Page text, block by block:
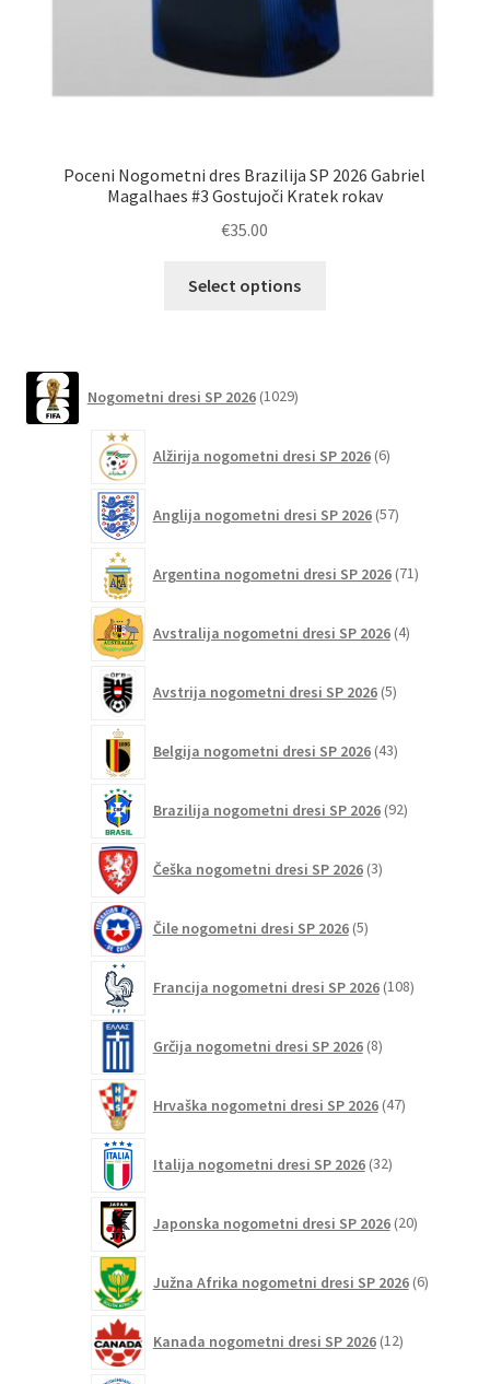
Poceni Nogometni dres Brazilija SP 2026 Gabriel
Magalhaes #3 Gostujoči Kratek rokav
€35.00
Select options
izberete
strani
Nogometni dresi SP 2026 1029izdelkov
Alžirija nogometni dresi SP 2026 6izdelkov
Anglija nogometni dresi SP 2026 57izdelkov
Argentina nogometni dresi SP 2026 71izdelkov
Avstralija nogometni dresi SP 2026 4izdelki
Avstrija nogometni dresi SP 2026 5izdelkov
Belgija nogometni dresi SP 2026 43izdelkov
Brazilija nogometni dresi SP 2026 92izdelkov
Češka nogometni dresi SP 2026 3izdelki
Čile nogometni dresi SP 2026 5izdelkov
Francija nogometni dresi SP 2026 108izdelkov
Grčija nogometni dresi SP 2026 8izdelkov
Hrvaška nogometni dresi SP 2026 47izdelkov
Italija nogometni dresi SP 2026 32izdelkov
Japonska nogometni dresi SP 2026 20izdelkov
Južna Afrika nogometni dresi SP 2026 6izdelkov
Kanada nogometni dresi SP 2026 12izdelkov